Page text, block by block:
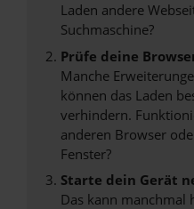
Laden andere
Suchmaschine?
Prüfe deine
Manche
können das Laden
verhindern.
anderen Browser
Fenster?
Starte dein Gerät
Das kann manchmal